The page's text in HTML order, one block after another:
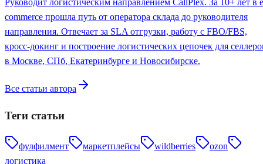
Руководит логистическим направлением CallPlex. За 10+ лет в
commerce прошла путь от оператора склада до руководителя
направления. Отвечает за SLA отгрузки, работу с FBO/FBS,
кросс-докинг и построение логистических цепочек для
в Москве, СПб, Екатеринбурге и Новосибирске.
Все статьи автора
Теги статьи
фулфилмент маркетплейсы wildberries
ozon
логистика